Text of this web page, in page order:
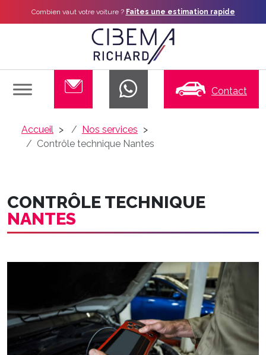
Combien vaut votre voiture ? Faites une estimation rapide
Contact
Accueil
Nos services
Contrôle technique Nantes
CONTRÔLE TECHNIQUE
NANTES